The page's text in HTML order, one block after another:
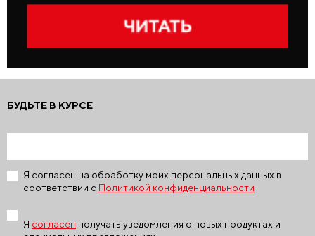
БУДЬТЕ В КУРСЕ
Я согласен на обработку моих персональных данных в
соответствии с Политикой конфиденциальности
Я согласен получать уведомления о новых продуктах и